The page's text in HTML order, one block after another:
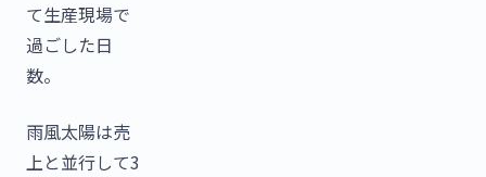
て生産現場で
過ごした日
数。
雨風太陽は売
上と並行して3